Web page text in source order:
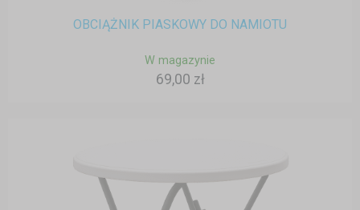
OBCIĄŻNIK PIASKOWY DO NAMIOTU
W magazynie
69,00 zł